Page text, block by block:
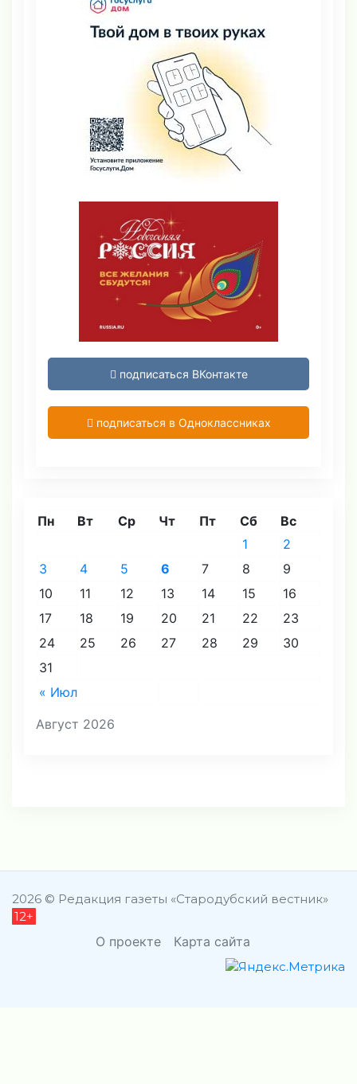
подписаться ВКонтакте
подписаться в Одноклассниках
Август 2026
Пн Вт Ср Чт Пт Сб Вс
« Июл
1
2
3
4 5 6 7 8
9
10
11 12 13 14 15
16
17
18 19 20 21 22
23
24
25 26 27 28 29
30
31
2026 © Редакция газеты «Стародубский вестник»
12+
О проекте Карта сайта